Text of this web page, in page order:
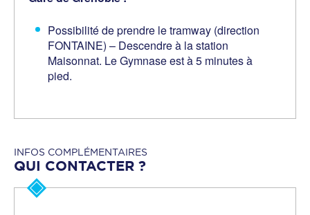
Possibilité de prendre le tramway (direction
FONTAINE) – Descendre à la station
Maisonnat. Le Gymnase est à 5 minutes à
pied.
INFOS COMPLÉMENTAIRES
QUI CONTACTER ?